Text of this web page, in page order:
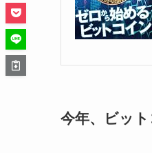
今年、ビッ